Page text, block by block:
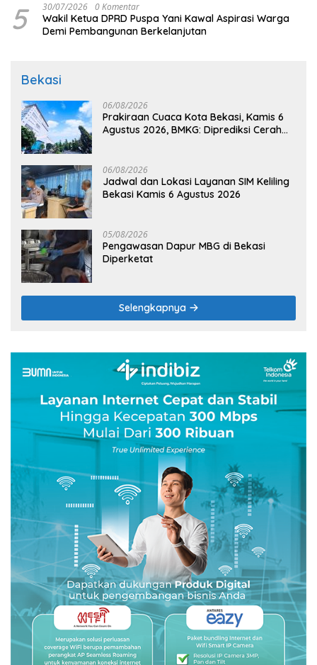
5 30/07/2026 0 Komentar
Wakil Ketua DPRD Puspa Yani Kawal Aspirasi Warga
Demi Pembangunan Berkelanjutan
Bekasi
06/08/2026
Prakiraan Cuaca Kota Bekasi, Kamis 6
Agustus 2026, BMKG: Diprediksi Cerah
06/08/2026
Jadwal dan Lokasi Layanan SIM Keliling
Bekasi Kamis 6 Agustus 2026
05/08/2026
Pengawasan Dapur MBG di Bekasi
Diperketat
Selengkapnya